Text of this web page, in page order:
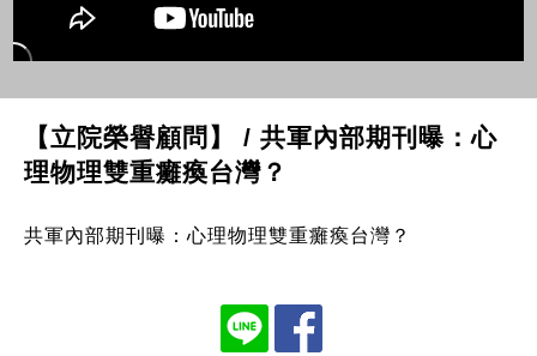
【立院榮譽顧問】 / 共軍內部期刊曝：心
理物理雙重癱瘓台灣？
共軍內部期刊曝：心理物理雙重癱瘓台灣？